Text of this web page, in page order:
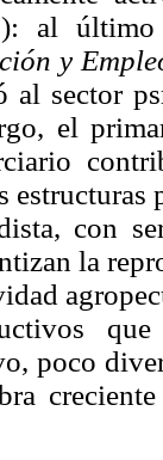
al
y
al sector
el
con
la
poco